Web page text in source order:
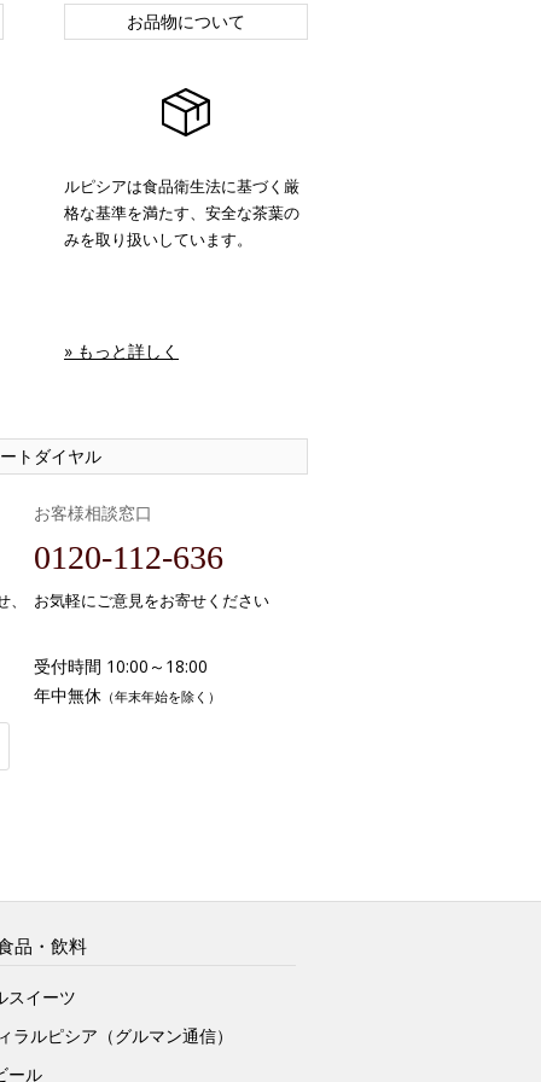
お品物について
ルピシアは食品衛生法に基づく厳
格な基準を満たす、安全な茶葉の
みを取り扱いしています。
» もっと詳しく
トダイヤル
お客様相談窓口
0120-112-636
お気軽にご意見をお寄せください
受付時間 10:00～18:00
年中無休 （年末年始を除く）
品・飲料
スイーツ
ラルピシア（グルマン通信）
ール